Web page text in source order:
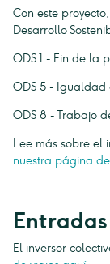
Con este
Desarrollo
ODS 1 - Fin de la
ODS 5 - Igualdad
ODS 8 - Trabajo
Lee más sobre el
nuestra página
El inversor